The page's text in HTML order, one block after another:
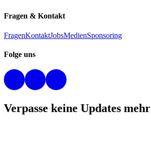
Fragen & Kontakt
FragenKontaktJobsMedienSponsoring
Folge uns
Verpasse keine Updates mehr